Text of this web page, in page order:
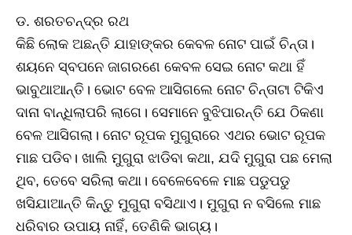
ଡ. ଶରତଚନ୍ଦ୍ର ରଥ
କିଛି ଲୋକ ଅଛନ୍ତି ଯାହାଙ୍କର କେବଳ ନୋଟ ପାଇଁ ଚିନ୍ତା।
ଶୟନେ ସ୍ବପନେ ଜାଗରଣେ କେବଳ ସେଇ ନୋଟ କଥା ହିଁ
ଭାବୁଥାଆନ୍ତି। ଭୋଟ ବେଳ ଆସିଗଲେ ନୋଟ ଚିନ୍ତାଟା ଟିକିଏ
ଦାନା ବାନ୍ଧିଲାପରି ଲାଗେ। ସେମାନେ ବୁଝିପାରନ୍ତି ଯେ ଠିକଣା
ବେଳ ଆସିଗଲା। ନୋଟ ରୂପକ ମୁଗୁରାରେ ଏଥର ଭୋଟ ରୂପକ
ମାଛ ପଡିବ। ଖାଲି ମୁଗୁରା ଝାଡିବା କଥା, ଯଦି ମୁଗୁରା ପଛ ମେଲା
ଥିବ, ତେବେ ସରିଲା କଥା। ବେଳେବେଳେ ମାଛ ପଡୁପଡୁ
ଖସିଯାଆନ୍ତି କିନ୍ତୁ ମୁଗୁରା ବସିଥାଏ। ମୁଗୁରା ନ ବସିଲେ ମାଛ
ଧରିବାର ଉପାୟ ନାହିଁ, ତେଣିକି ଭାଗ୍ୟ।